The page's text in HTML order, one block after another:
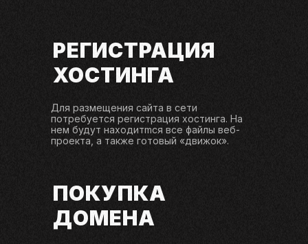
РЕГИСТРАЦИЯ
ХОСТИНГА
Для размещения сайта в сети
потребуется регистрация хостинга. На
нем будут находитmся все файлы веб-
проекта, а также готовый «движок».
ПОКУПКА
ДОМЕНА